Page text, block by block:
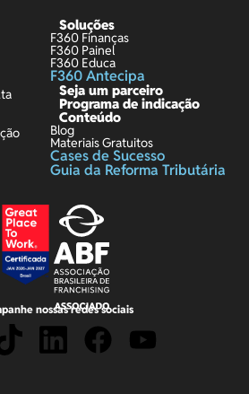
Soluções
F360 Finanças
F360 Painel
F360 Educa
F360 Antecipa
Seja um parceiro
Programa de indicação
Conteúdo
Blog
Materiais Gratuitos
Cases de Sucesso
Guia da Reforma Tributária
nossas redes sociais